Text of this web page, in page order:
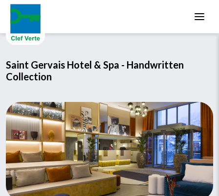
Saint Gervais Hotel & Spa - Handwritten
Collection